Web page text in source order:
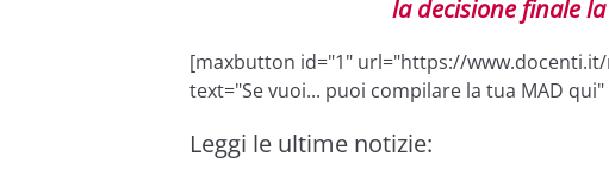
la decisione finale
[maxbutton id="1" url="https://
text="Se vuoi... puoi compilare la tua MAD qui"
Leggi le ultime notizie: